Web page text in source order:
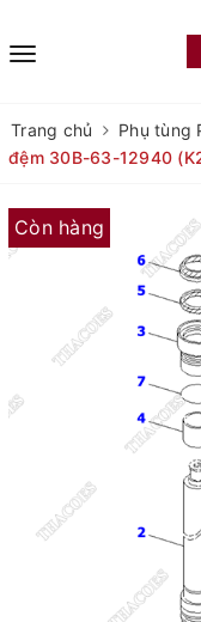
Trang chủ Phụ tùng
đệm 30B-63-12940
Còn hàng